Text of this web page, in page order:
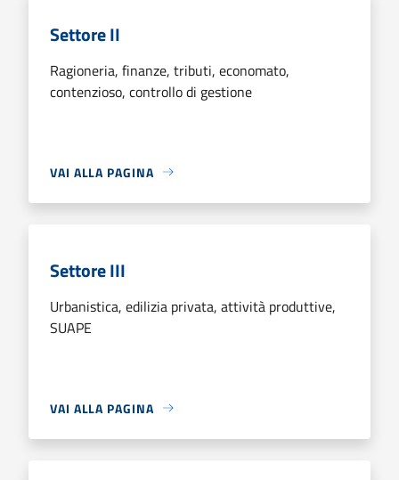
Settore II
Ragioneria, finanze, tributi, economato,
contenzioso, controllo di gestione
VAI ALLA PAGINA
Settore III
Urbanistica, edilizia privata, attività produttive,
SUAPE
VAI ALLA PAGINA